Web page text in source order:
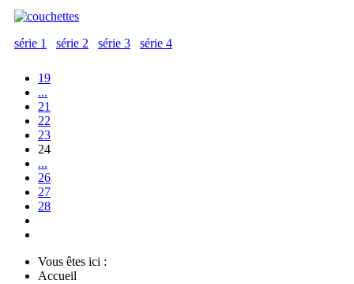
série 1 série 2 série 3 série 4
19
...
21
22
23
24
...
26
27
28
Vous êtes ici :
Accueil